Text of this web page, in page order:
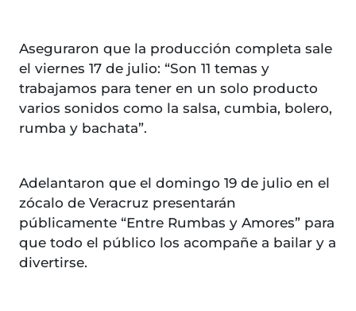
Aseguraron que la producción completa sale
el viernes 17 de julio: “Son 11 temas y
trabajamos para tener en un solo producto
varios sonidos como la salsa, cumbia, bolero,
rumba y bachata”.
Adelantaron que el domingo 19 de julio en el
zócalo de Veracruz presentarán
públicamente “Entre Rumbas y Amores” para
que todo el público los acompañe a bailar y a
divertirse.